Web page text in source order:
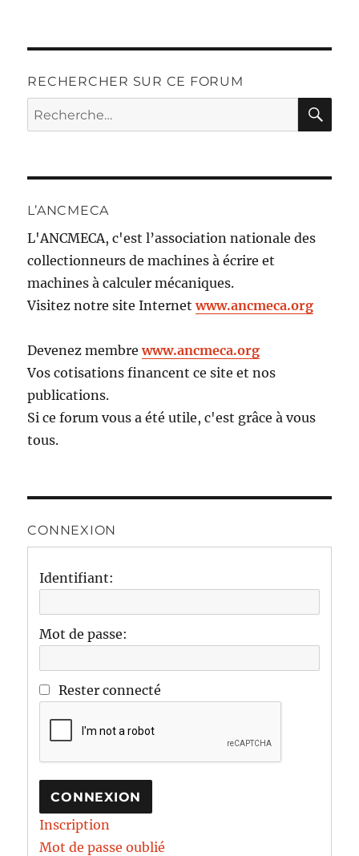
RECHERCHER SUR CE FORUM
Recherche
pour :
L’ANCMECA
L'ANCMECA, c'est l’association nationale des
collectionneurs de machines à écrire et
machines à calculer mécaniques.
Visitez notre site Internetwww.ancmeca.org
Devenez membrewww.ancmeca.org
Vos cotisations financent ce site et nos
publications.
Si ce forum vous a été utile, c'est grâce à vous
tous.
CONNEXION
Identifiant:
Mot de passe:
Rester connecté
CONNEXION
Inscription
Mot de passe oublié